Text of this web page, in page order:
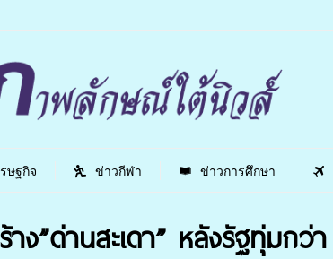
ษฐกิจ ข่าวกีฬา ข่าวการศึกษา
ง”ด่านสะเดา” หลังรัฐทุ่มก